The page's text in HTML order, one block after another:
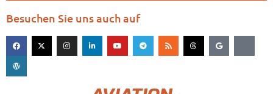
Besuchen Sie uns auch auf